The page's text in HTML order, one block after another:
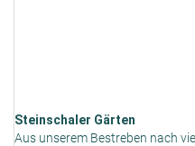
Steinschaler Gärten
Aus unserem Bestreben nach